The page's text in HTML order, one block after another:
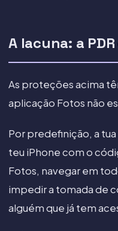
A lacuna: a
As proteções acima
aplicação Fotos não
Por predefinição, a
teu iPhone com o
Fotos, navegar em
impedir a tomada de
alguém que já tem